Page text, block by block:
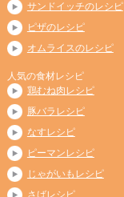
サンドイッチのレシピ
ピザのレシピ
オムライスのレシピ
人気の食材レシピ
鶏むね肉レシピ
豚バラレシピ
なすレシピ
ピーマンレシピ
じゃがいもレシピ
さばレシピ